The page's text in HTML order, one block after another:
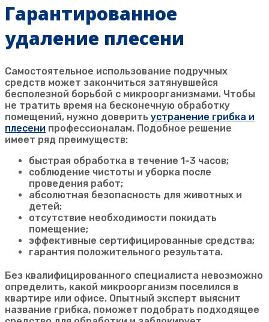
Гарантированное
удаление плесени
Самостоятельное использование подручных
средств может закончиться затянувшейся
бесполезной борьбой с микроорганизмами. Чтобы
не тратить время на бесконечную обработку
помещений, нужно доверить устранение грибка и
плесени профессионалам. Подобное решение
имеет ряд преимуществ:
быстрая обработка в течение 1-3 часов;
соблюдение чистоты и уборка после
проведения работ;
абсолютная безопасность для животных и
детей;
отсутствие необходимости покидать
помещение;
эффективные сертифицированные средства;
гарантия положительного результата.
Без квалифицированного специалиста невозможно
определить, какой микроорганизм поселился в
квартире или офисе. Опытный эксперт выяснит
название грибка, поможет подобрать подходящее